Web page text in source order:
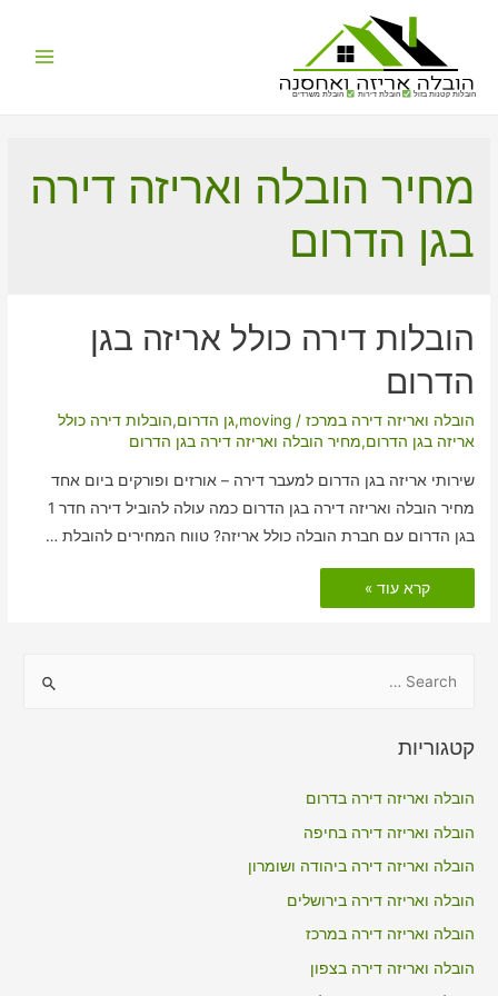
הובלות קטנות בזול הובלת דירות הובלת משרדים
מחיר הובלה ואריזה דירה
בגן הדרום
הובלות דירה כולל אריזה בגן
הדרום
הובלה ואריזה דירה במרכז /
moving
,גן הדרום,הובלות דירה כולל
אריזה בגן הדרום,מחיר הובלה ואריזה דירה בגן הדרום
שירותי אריזה בגן הדרום למעבר דירה – אורזים ופורקים ביום אחד
מחיר הובלה ואריזה דירה בגן הדרום כמה עולה להוביל דירה חדר 1
בגן הדרום עם חברת הובלה כולל אריזה? טווח המחירים להובלת …
הובלות
דירה
כולל
קרא עוד »
r
o
r
:
קטגוריות
הובלה ואריזה דירה בדרום
הובלה ואריזה דירה בחיפה
הובלה ואריזה דירה ביהודה ושומרון
הובלה ואריזה דירה בירושלים
הובלה ואריזה דירה במרכז
הובלה ואריזה דירה בצפון